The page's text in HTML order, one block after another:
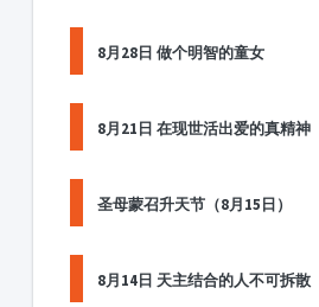
8月28日 做个明智的童女
8月21日 在现世活出爱的真精神
圣母蒙召升天节（8月15日）
8月14日 天主结合的人不可拆散